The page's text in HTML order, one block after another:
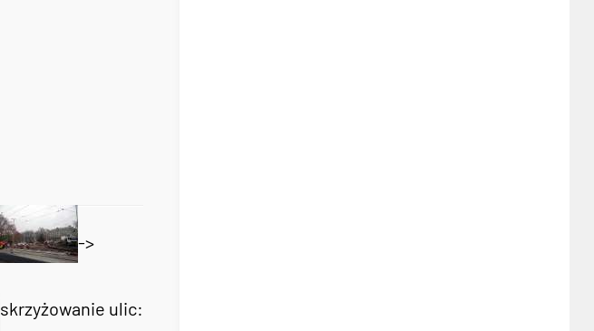
->
skrzyżowanie ulic: